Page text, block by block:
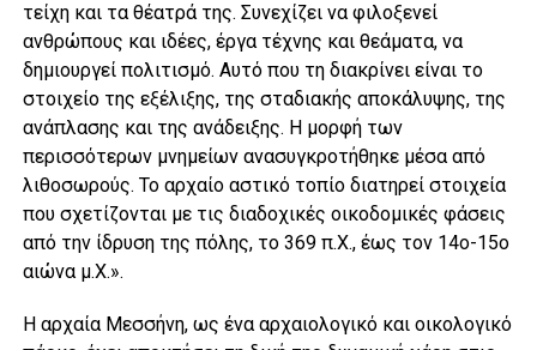
τείχη και τα θέατρά της. Συνεχίζει να φιλοξενεί
ανθρώπους και ιδέες, έργα τέχνης και θεάματα, να
δημιουργεί πολιτισμό. Αυτό που τη διακρίνει είναι το
στοιχείο της εξέλιξης, της σταδιακής αποκάλυψης, της
ανάπλασης και της ανάδειξης. Η μορφή των
περισσότερων μνημείων ανασυγκροτήθηκε μέσα από
λιθοσωρούς. Το αρχαίο αστικό τοπίο διατηρεί στοιχεία
που σχετίζονται με τις διαδοχικές οικοδομικές φάσεις
από την ίδρυση της πόλης, το 369 π.Χ., έως τον 14ο-15ο
αιώνα μ.Χ.».
Η αρχαία Μεσσήνη, ως ένα αρχαιολογικό και οικολογικό